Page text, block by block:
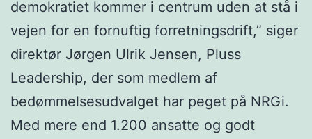
demokratiet kommer i centrum uden at stå i
vejen for en fornuftig forretningsdrift,” siger
direktør Jørgen Ulrik Jensen, Pluss
Leadership, der som medlem af
bedømmelsesudvalget har peget på NRGi.
Med mere end 1.200 ansatte og godt